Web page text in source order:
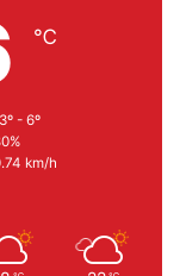
℃
- 6º
km/h